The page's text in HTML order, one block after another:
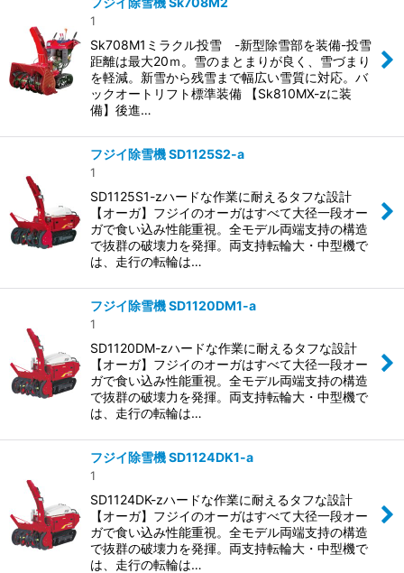
1
Sk708M1ミラクル投雪 -新型除雪部を装備-投雪
距離は最大20ｍ。雪のまとまりが良く、雪づまり
を軽減。新雪から残雪まで幅広い雪質に対応。バ
ックオートリフト標準装備 【Sk810MX-zに装
備】後進…
フジイ除雪機 SD1125S2-a
1
SD1125S1-zハードな作業に耐えるタフな設計
【オーガ】フジイのオーガはすべて大径一段オー
ガで食い込み性能重視。全モデル両端支持の構造
で抜群の破壊力を発揮。両支持転輪大・中型機で
は、走行の転輪は…
フジイ除雪機 SD1120DM1-a
1
SD1120DM-zハードな作業に耐えるタフな設計
【オーガ】フジイのオーガはすべて大径一段オー
ガで食い込み性能重視。全モデル両端支持の構造
で抜群の破壊力を発揮。両支持転輪大・中型機で
は、走行の転輪は…
フジイ除雪機 SD1124DK1-a
1
SD1124DK-zハードな作業に耐えるタフな設計
【オーガ】フジイのオーガはすべて大径一段オー
ガで食い込み性能重視。全モデル両端支持の構造
で抜群の破壊力を発揮。両支持転輪大・中型機で
は、走行の転輪は…